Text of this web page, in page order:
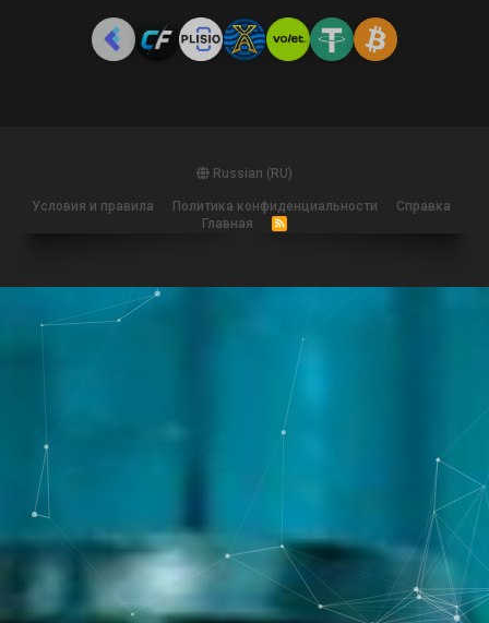
Russian (RU)
Условия и правила Политика конфиденциальности
Справка
Главная
R